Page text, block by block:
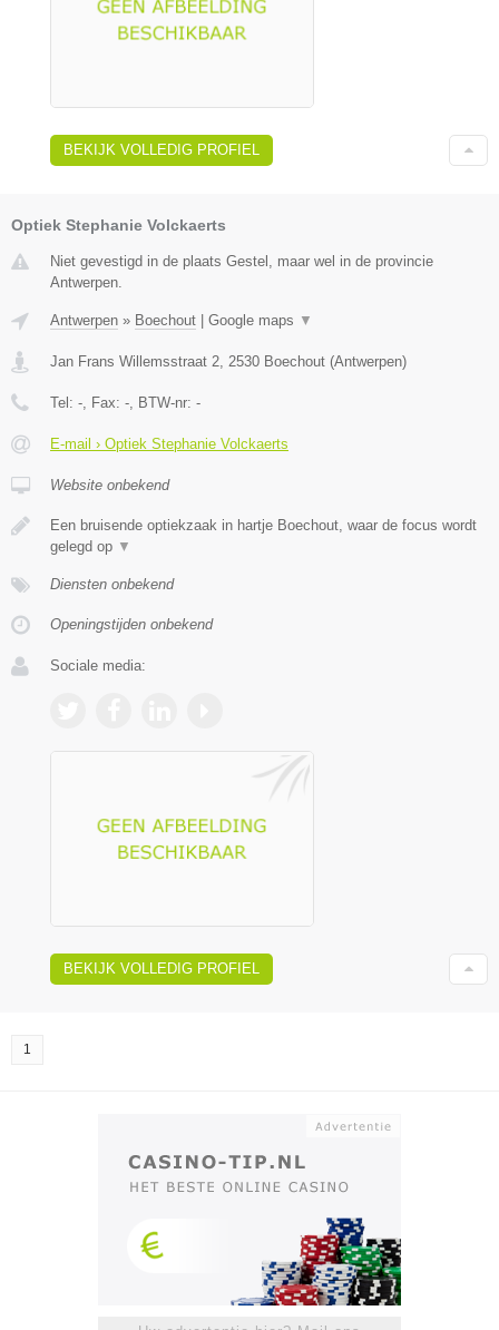
BEKIJK VOLLEDIG PROFIEL
Optiek Stephanie Volckaerts
Niet gevestigd in de plaats Gestel, maar wel in de provincie
Antwerpen.
Antwerpen » Boechout | Google maps ▼
Jan Frans Willemsstraat 2 2530 Boechout (Antwerpen)
Tel: - , Fax: - , BTW-nr: -
E-mail › Optiek Stephanie Volckaerts
Website onbekend
Een bruisende optiekzaak in hartje Boechout, waar de focus wordt
gelegd op ▼
Diensten onbekend
Openingstijden onbekend
Sociale media:
BEKIJK VOLLEDIG PROFIEL
1